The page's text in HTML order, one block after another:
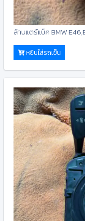
ล้านแตร์แบ็ค BMW
หยิบใส่รถเข็น